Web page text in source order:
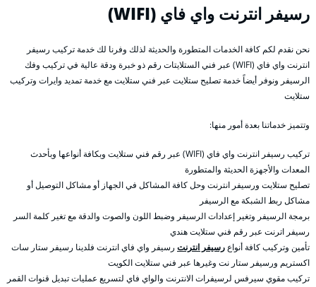
رسيفر انترنت واي فاي (WIFI)
نحن نقدم لكم كافة الخدمات المتطورة والحديثة لذلك وفرنا لك خدمة تركيب رسيفر
انترنت واي فاي (WIFI) عبر فني الستلايتات رقم ذو خبرة ودقة عالية في تركيب وفك
الرسيفر ونوفر أيضاً خدمة تصليح ستلايت عبر فني ستلايت مع خدمة تمديد وايرات وتركيب
ستلايت
وتتميز خدماتنا بعدة أمور منها:
تركيب رسيفر انترنت واي فاي (WIFI) عبر رقم فني ستلايت وبكافة أنواعها وبأحدث
المعدات والأجهزة الحديثة والمتطورة
تصليح ستلايت ورسيفر انترنت وحل كافة المشاكل في الجهاز أو مشاكل التوصيل أو
مشاكل ربط الشبكة مع الرسيفر
برمجة الرسيفر وتغير إعدادات الرسيفر وضبط اللون والصوت والدقة مع تغير كلمة السر
رسيفر اترنت عبر رقم فني ستلايت هندي
تأمين وتركيب كافة أنواعرسيفر انترنت رسيفر واي فاي انترنت فلدينا رسيفر ستار سات
اكستريم ورسيفر ستار نت وغيرها عبر فني ستلايت الكويت
تركيب مقوي سيرفس لرسيفرات الانترنت والواي فاي لتسريع عمليات تبديل قنوات القمر